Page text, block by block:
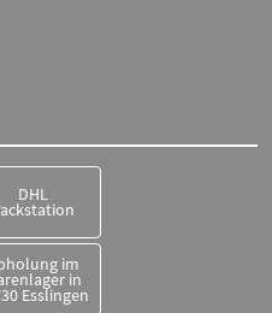
DHL
im
in
Esslingen